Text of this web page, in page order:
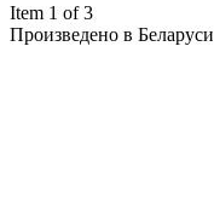
Item 1 of 3
Произведено в Беларуси